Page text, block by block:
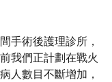
手術後護理診所，
我們正計劃在戰火
人數目不斷增加，